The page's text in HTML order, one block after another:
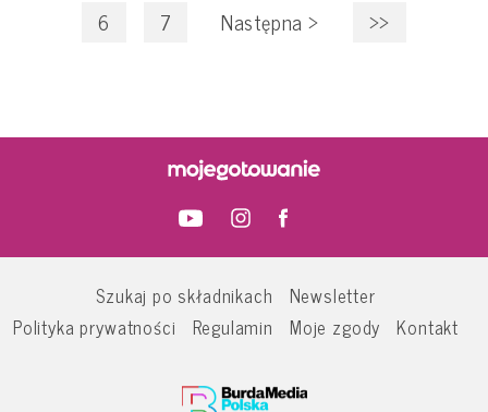
6
7 Następna> >>
Szukaj po składnikach
Newsletter
Polityka prywatności
Regulamin Moje zgody Kontakt